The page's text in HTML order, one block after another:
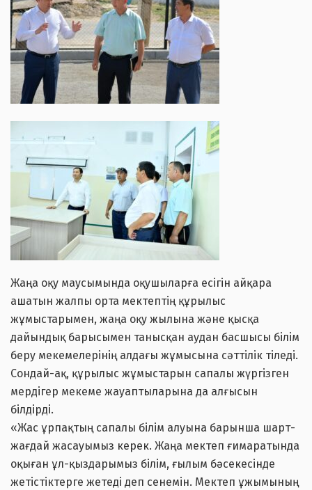
Жаңа оқу маусымында оқушыларға есігін айқара
ашатын жалпы орта мектептің құрылыс
жұмыстарымен, жаңа оқу жылына және қысқа
дайындық барысымен танысқан аудан басшысы білім
беру мекемелерінің алдағы жұмысына сәттілік тіледі.
Сондай-ақ, құрылыс жұмыстарын сапалы жүргізген
мердігер мекеме жауаптыларына да алғысын
білдірді.
«Жас ұрпақтың сапалы білім алуына барынша шарт-
жағдай жасауымыз керек. Жаңа мектеп ғимаратында
оқыған ұл-қыздарымыз білім, ғылым бәсекесінде
жетістіктерге жетеді деп сенемін. Мектеп ұжымының